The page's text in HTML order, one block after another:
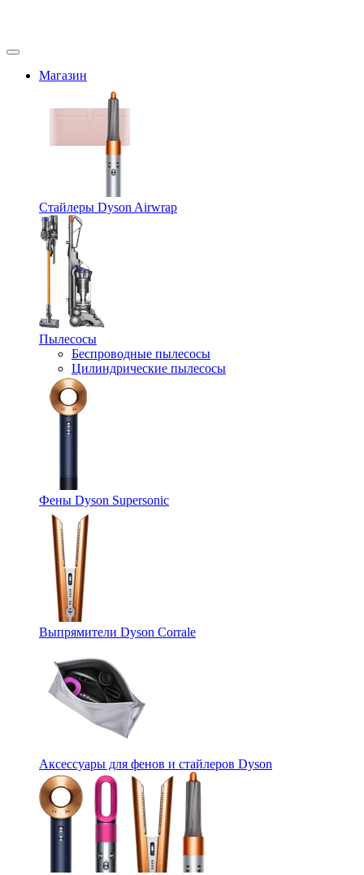
Магазин
Стайлеры Dyson Airwrap
Пылесосы
Беспроводные пылесосы
Цилиндрические пылесосы
Фены Dyson Supersonic
Выпрямители Dyson Corrale
Аксессуары для фенов и стайлеров Dyson